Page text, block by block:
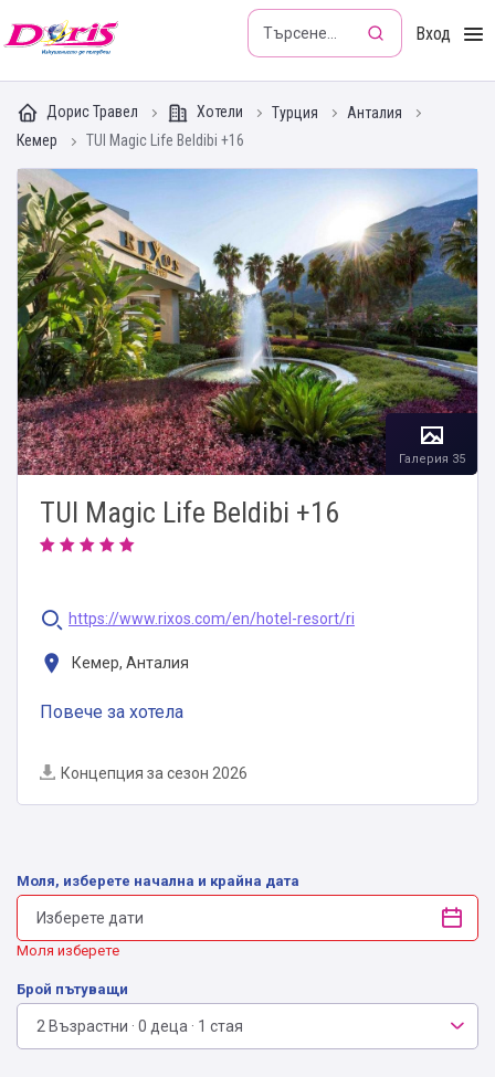
Doris - Изкушението да пътуваш Вход
Дорис Травел Хотели Турция
Анталия
Кемер
TUI Magic Life Beldibi +16
TUI Magic Life Beldibi +16
https://www.rixos.com/en/hotel-resort/ri
Кемер, Анталия
Повече за хотела
Концепция за сезон 2026
Галерия 35
Моля, изберете начална и крайна дата
Моля изберете
Брой пътуващи
2 Възрастни · 0 деца · 1 стая